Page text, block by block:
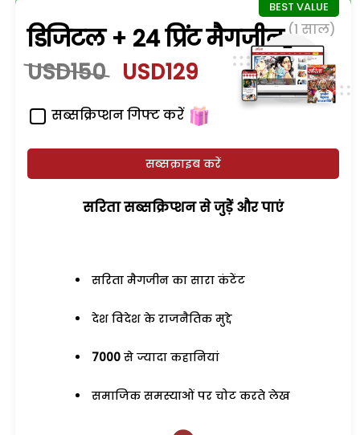
डिजिटल + 24 प्रिंट मैगजीन (1 साल)
USD150 USD129
सब्सक्रिप्शन गिफ्ट करें
सब्सक्राइब करें
सरिता सब्सक्रिप्शन से जुड़ेें और पाएं
सरिता मैगजीन का सारा कंटेंट
देश विदेश के राजनैतिक मुद्दे
7000 से ज्यादा कहानियां
समाजिक समस्याओं पर चोट करते लेख